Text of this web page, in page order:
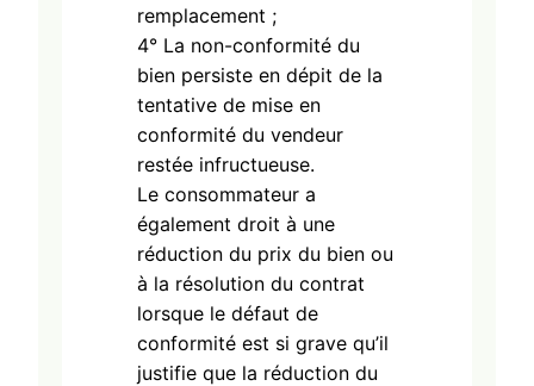
remplacement ;
4° La non-conformité du
bien persiste en dépit de la
tentative de mise en
conformité du vendeur
restée infructueuse.
Le consommateur a
également droit à une
réduction du prix du bien ou
à la résolution du contrat
lorsque le défaut de
conformité est si grave qu’il
justifie que la réduction du